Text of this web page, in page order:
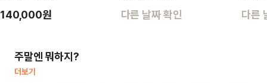
140,000원 다른 날짜 확인 다른
주말엔 뭐하지?
더보기